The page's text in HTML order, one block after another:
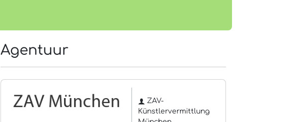
Agentuur
ZAV-
Künstlervermittlung